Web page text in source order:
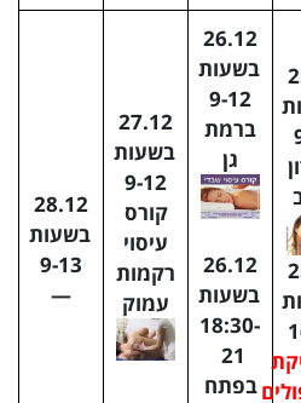
26.12
בשעות
9-12
ברמת
גן
26.12
בשעות
18:30-
21
בפתח
27.12
בשעות
9-12
קורס
עיסוי
רקמות
עמוק
28.12
בשעות
9-13
—